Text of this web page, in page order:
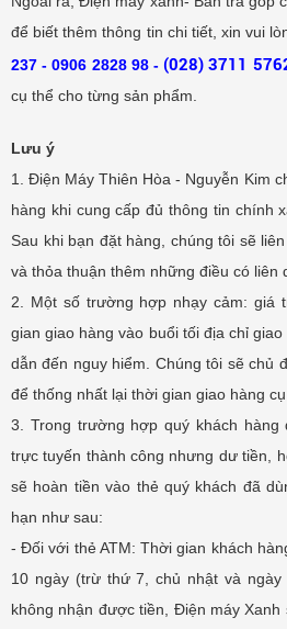
để biết thêm thông tin chi tiết, xin vui
237 - 0906 2828 98 - (028) 3711
cụ thể cho từng sản phẩm.
Lưu ý
1. Điện Máy Thiên Hòa - Nguyễn Kim
hàng khi cung cấp đủ thông tin chính
Sau khi bạn đặt hàng, chúng tôi sẽ
và thỏa thuận thêm những điều có liên
2. Một số trường hợp nhạy cảm: giá
gian giao hàng vào buổi tối địa chỉ
dẫn đến nguy hiểm. Chúng tôi sẽ chủ
để thống nhất lại thời gian giao hàng cụ
3. Trong trường hợp quý khách hàng
trực tuyến thành công nhưng dư tiền,
sẽ hoàn tiền vào thẻ quý khách đã
hạn như sau:
- Đối với thẻ ATM: Thời gian khách
10 ngày (trừ thứ 7, chủ nhật và
không nhận được tiền, Điện máy